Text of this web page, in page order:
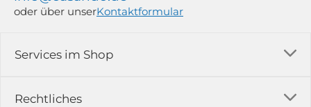
Rechtliches
Services im Shop
Versandkosten
oder über unserKontaktformular